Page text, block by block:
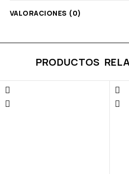
VALORACIONES (0)
PRODUCTOS